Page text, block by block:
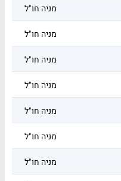
מניה חו"ל
מניה חו"ל
מניה חו"ל
מניה חו"ל
מניה חו"ל
מניה חו"ל
מניה חו"ל